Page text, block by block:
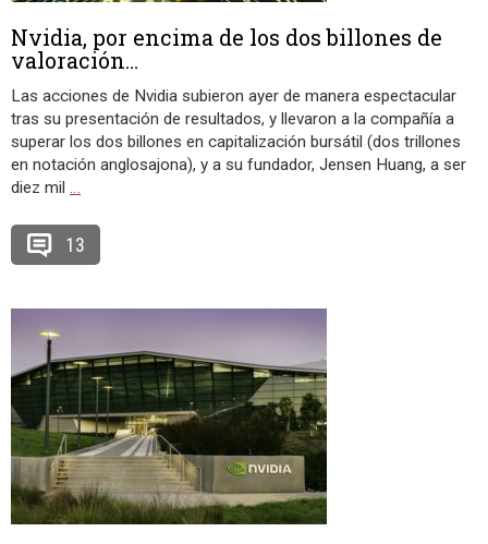
Nvidia, por encima de los dos billones de
valoración…
Las acciones de Nvidia subieron ayer de manera espectacular
tras su presentación de resultados, y llevaron a la compañía a
superar los dos billones en capitalización bursátil (dos trillones
en notación anglosajona), y a su fundador, Jensen Huang, a ser
diez mil …
13